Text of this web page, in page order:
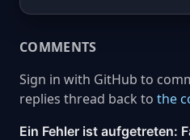
COMMENTS
Sign in with GitHub to
replies thread back to the